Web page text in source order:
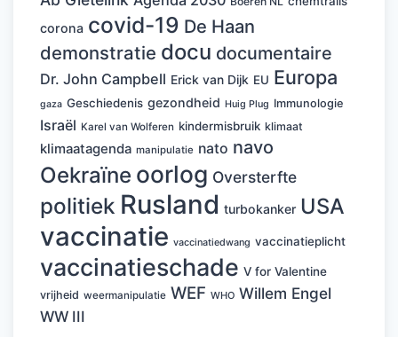
corona covid-19 De Haan
demonstratie docu documentaire
Dr. John Campbell Erick van Dijk EU Europa
gaza Geschiedenis gezondheid Huig Plug Immunologie
Israël Karel van Wolferen kindermisbruik klimaat
klimaatagenda manipulatie nato navo
Oekraïne oorlog Oversterfte
politiek Rusland turbokanker USA
vaccinatie vaccinatiedwang vaccinatieplicht
vaccinatieschade V for Valentine
vrijheid weermanipulatie WEF WHO Willem Engel
WW III